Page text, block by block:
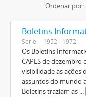
Ordenar por:
Boletins
Serie 1952 - 1972
Os Boletins
CAPES de
visibilidade às ações
assuntos do mundo
Boletins traziam as ...